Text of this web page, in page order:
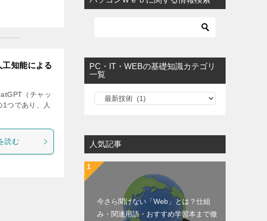
知能による
（チャッ
つであり、人
読む
PC・IT・WEBの基礎知識カテゴリ
一覧
PC・IT・WEBの基礎知識カテゴリ一覧
人気記事
今さら聞けない「Web」とは？仕組
み・関連用語・おすすめ学習本まで徹